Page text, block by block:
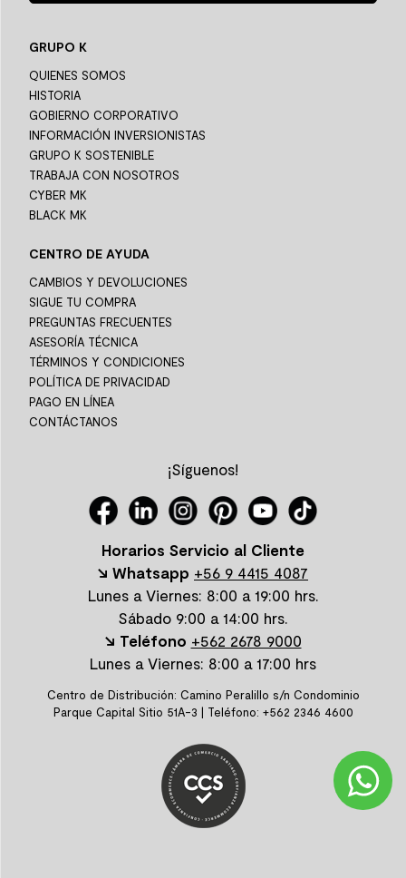
GRUPO K
QUIENES SOMOS
HISTORIA
GOBIERNO CORPORATIVO
INFORMACIÓN INVERSIONISTAS
GRUPO K SOSTENIBLE
TRABAJA CON NOSOTROS
CYBER MK
BLACK MK
CENTRO DE AYUDA
CAMBIOS Y DEVOLUCIONES
SIGUE TU COMPRA
PREGUNTAS FRECUENTES
ASESORÍA TÉCNICA
TÉRMINOS Y CONDICIONES
POLÍTICA DE PRIVACIDAD
PAGO EN LÍNEA
CONTÁCTANOS
¡Síguenos!
Horarios Servicio al Cliente
↘ Whatsapp +56 9 4415 4087
Lunes a Viernes: 8:00 a 19:00 hrs.
Sábado 9:00 a 14:00 hrs.
↘ Teléfono +562 2678 9000
Lunes a Viernes: 8:00 a 17:00 hrs
Centro de Distribución: Camino Peralillo s/n Condominio
Parque Capital Sitio 51A-3 | Teléfono: +562 2346 4600